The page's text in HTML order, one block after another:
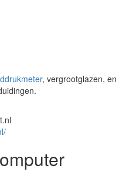
, vergrootglazen, en